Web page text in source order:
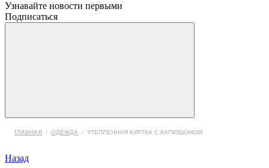
Узнавайте новости первыми
Подписаться
ГЛАВНАЯ / ОДЕЖДА / УТЕПЛЕННАЯ КУРТКА С КАПЮШОНОМ
Назад